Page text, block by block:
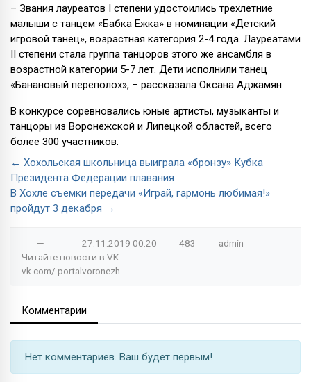
– Звания лауреатов I степени удостоились трехлетние
малыши с танцем «Бабка Ежка» в номинации «Детский
игровой танец», возрастная категория 2-4 года. Лауреатами
II степени стала группа танцоров этого же ансамбля в
возрастной категории 5-7 лет. Дети исполнили танец
«Банановый переполох», – рассказала Оксана Аджамян.
В конкурсе соревновались юные артисты, музыканты и
танцоры из Воронежской и Липецкой областей, всего
более 300 участников.
← Хохольская школьница выиграла «бронзу» Кубка
Президента Федерации плавания
В Хохле съемки передачи «Играй, гармонь любимая!»
пройдут 3 декабря →
— 27.11.2019 00:20 483
admin
Читайте новости в VK
vk.com/ portalvoronezh
Комментарии
Нет комментариев. Ваш будет первым!